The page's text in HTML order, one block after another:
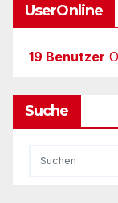
UserOnline
19 Benutzer
Suche